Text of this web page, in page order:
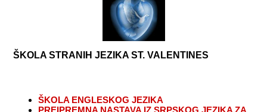
ŠKOLA STRANIH JEZIKA ST. VALENTINES
ŠKOLA ENGLESKOG JEZIKA
PREIPREMNA NASTAVA IZ SRPSKOG JEZIKA ZA